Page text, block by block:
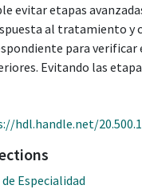
evitar etapas
al tratamiento y
para verificar
Evitando las
hdl.handle.net/
de Especialidad